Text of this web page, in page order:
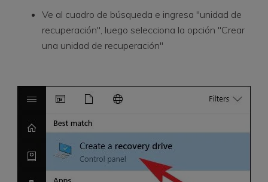
Ve al cuadro de búsqueda e ingresa "unidad de
recuperación", luego selecciona la opción "Crear
una unidad de recuperación"